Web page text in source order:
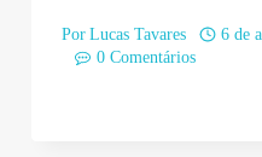
Por Lucas Tavares
6 de
0 Comentários